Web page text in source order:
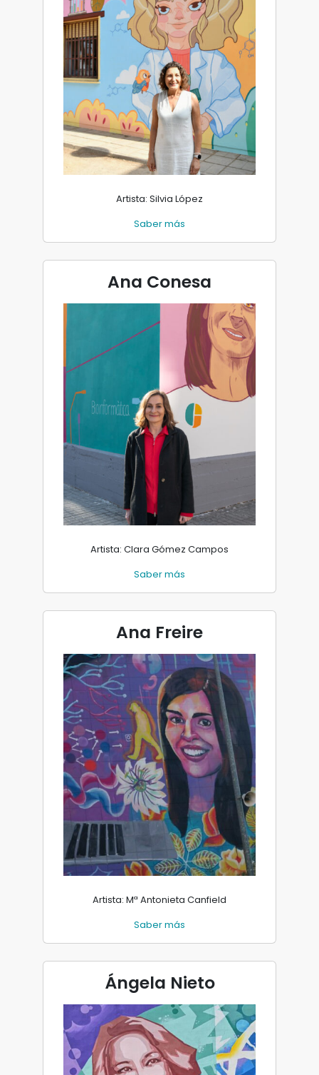
Artista: Silvia López
Saber más
Ana Conesa
Artista: Clara Gómez Campos
Saber más
Ana Freire
Artista: Mª Antonieta Canfield
Saber más
Ángela Nieto